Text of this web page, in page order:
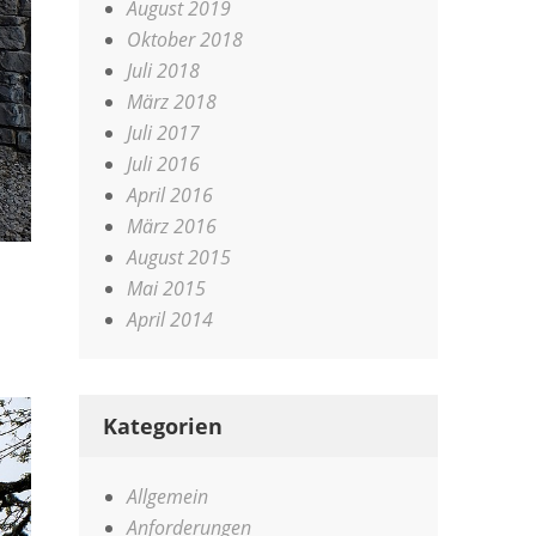
August 2019
Oktober 2018
Juli 2018
März 2018
Juli 2017
Juli 2016
April 2016
März 2016
August 2015
Mai 2015
April 2014
Kategorien
Allgemein
Anforderungen